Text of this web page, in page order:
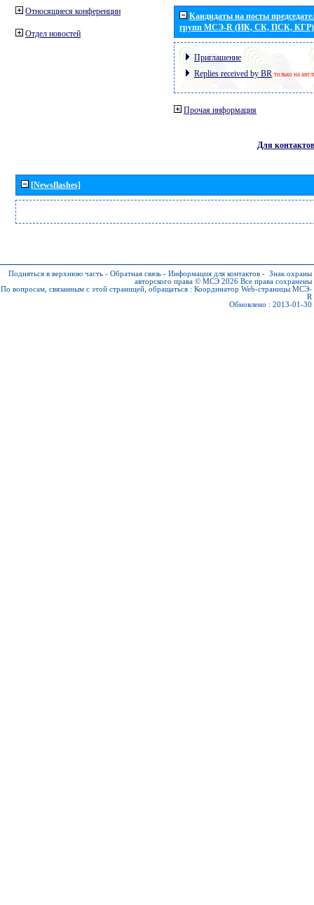
Относящиеся конференции
Отдел новостей
Кандидаты на посты
групп МСЭ-R (ИК, СК, ПСК, КГР)
Приглашение
Replies received by BR только на
Прочая информация
Для контактов
[Newsflashes]
Подняться в верхнюю часть - Обратная связь - Информация для контактов - Знак охраны
авторского права © МСЭ 2026 Все права сохранены
По вопросам, связанным с этой страницей, обращаться : Координатор Web-страницы МСЭ-
R
Обновлено : 2013-01-30